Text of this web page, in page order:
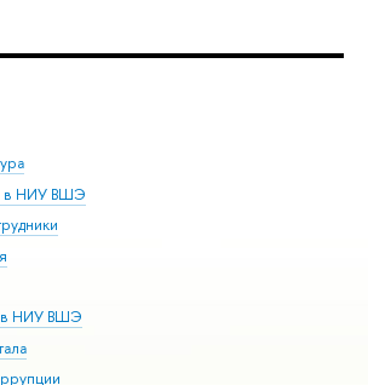
в НИУ ВШЭ
в НИУ ВШЭ